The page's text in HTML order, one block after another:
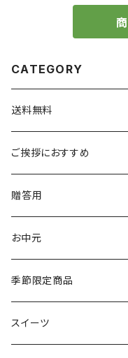
CATEGORY
送料無料
ご挨拶におすすめ
贈答用
お中元
季節限定商品
スイーツ